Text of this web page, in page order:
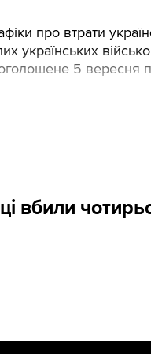
про втрати
українських
5 вересня
вбили